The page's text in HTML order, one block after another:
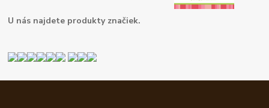
U nás najdete produkty značiek.